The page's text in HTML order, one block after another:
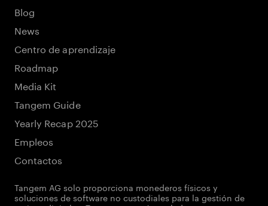
Blog
News
Centro de aprendizaje
Roadmap
Media Kit
Tangem Guide
Yearly Recap 2025
Empleos
Contactos
Tangem AG solo proporciona monederos físicos y
soluciones de software no custodiales para la gestión de